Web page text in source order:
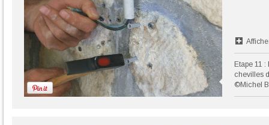
Etape 11
chevilles
©Michel